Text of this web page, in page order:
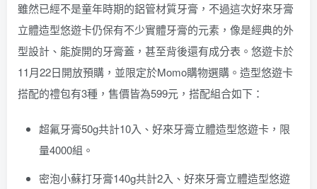
雖然已經不是童年時期的鋁管材質牙膏，不過這次好來牙膏
立體造型悠遊卡仍保有不少實體牙膏的元素，像是經典的外
型設計、能旋開的牙膏蓋，甚至背後還有成分表。悠遊卡於
11月22日開放預購，並限定於Momo購物選購。造型悠遊卡
搭配的禮包有3種，售價皆為599元，搭配組合如下：
超氟牙膏50g共計10入、好來牙膏立體造型悠遊卡，限
量4000組。
密泡小蘇打牙膏140g共計2入、好來牙膏立體造型悠遊